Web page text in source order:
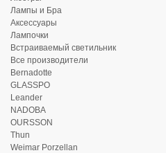
Лампы и Бра
Аксессуары
Лампочки
Встраиваемый светильник
Все производители
Bernadotte
GLASSPO
Leander
NADOBA
OURSSON
Thun
Weimar Porzellan